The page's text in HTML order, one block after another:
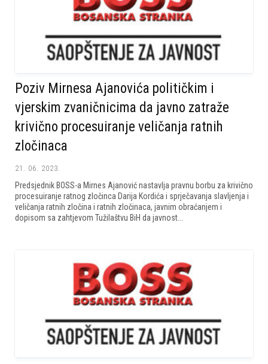
Poziv Mirnesa Ajanovića političkim i
vjerskim zvaničnicima da javno zatraže
krivično procesuiranje veličanja ratnih
zločinaca
21. 06. 2023.
Predsjednik BOSS-a Mirnes Ajanović nastavlja pravnu borbu za krivično
procesuiranje ratnog zločinca Darija Kordića i sprječavanja slavljenja i
veličanja ratnih zločina i ratnih zločinaca, javnim obraćanjem i
dopisom sa zahtjevom Tužilaštvu BiH da javnost...